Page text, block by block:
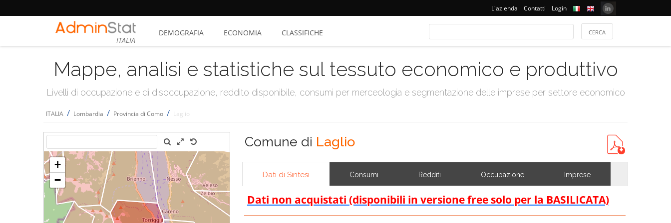
L'azienda Contatti Login
ITALIA
DEMOGRAFIA ECONOMIA CLASSIFICHE
Mappe, analisi e statistiche sul tessuto economico e produttivo
Livelli di occupazione e di disoccupazione, reddito disponibile, consumi per merceologia e segmentazione delle imprese per settore economico
ITALIA / Lombardia / Provincia di Como / Laglio
Comune di Laglio
Dati di Sintesi Consumi Redditi Occupazione Imprese
Dati non acquistati (disponibili in versione free solo per la BASILICATA)